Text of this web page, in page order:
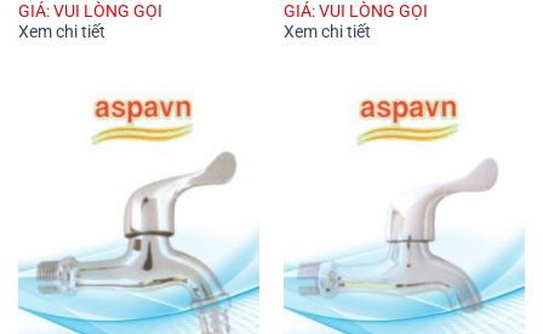
GIÁ: VUI LÒNG GỌI
Xem chi tiết
GIÁ: VUI LÒNG GỌI
Xem chi tiết